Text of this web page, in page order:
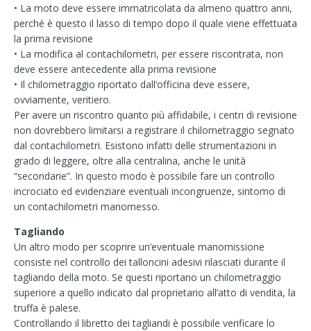
• La moto deve essere immatricolata da almeno quattro anni,
perché è questo il lasso di tempo dopo il quale viene effettuata
la prima revisione
• La modifica al contachilometri, per essere riscontrata, non
deve essere antecedente alla prima revisione
• Il chilometraggio riportato dall’officina deve essere,
ovviamente, veritiero.
Per avere un riscontro quanto più affidabile, i centri di revisione
non dovrebbero limitarsi a registrare il chilometraggio segnato
dal contachilometri. Esistono infatti delle strumentazioni in
grado di leggere, oltre alla centralina, anche le unità
“secondarie”. In questo modo è possibile fare un controllo
incrociato ed evidenziare eventuali incongruenze, sintomo di
un contachilometri manomesso.
Tagliando
Un altro modo per scoprire un’eventuale manomissione
consiste nel controllo dei talloncini adesivi rilasciati durante il
tagliando della moto. Se questi riportano un chilometraggio
superiore a quello indicato dal proprietario all’atto di vendita, la
truffa è palese.
Controllando il libretto dei tagliandi è possibile verificare lo